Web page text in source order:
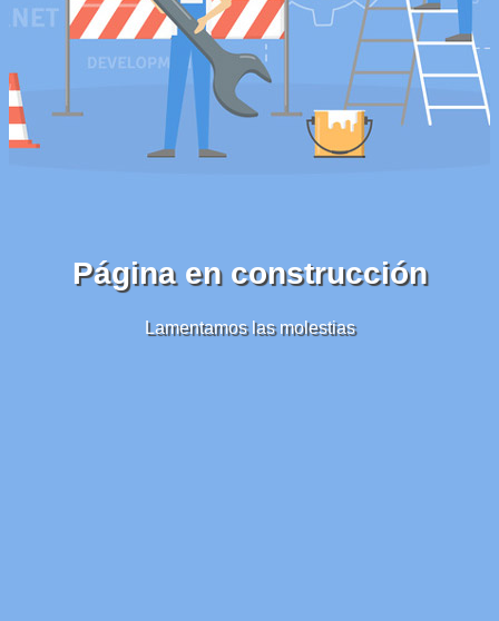
Página en construcción
Lamentamos las molestias